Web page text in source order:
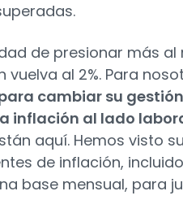
de presionar más
vuelva al 2%. Para
cambiar su
inflación al lado
aquí. Hemos visto
de inflación,
base mensual, para